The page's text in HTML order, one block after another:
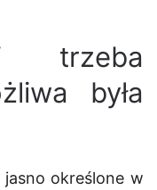
trzeba
była
określone w